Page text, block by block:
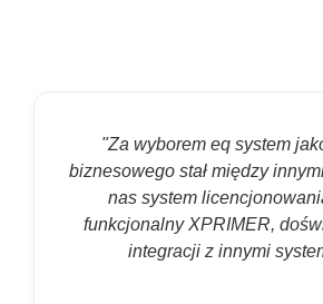
"Za wyborem eq system
biznesowego stał między
nas system
funkcjonalny XPRIMER,
integracji z innymi